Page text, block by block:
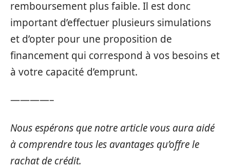
remboursement plus faible. Il est donc
important d’effectuer plusieurs simulations
et d’opter pour une proposition de
financement qui correspond à vos besoins et
à votre capacité d’emprunt.
————–
Nous espérons que notre article vous aura aidé
à comprendre tous les avantages qu’offre le
rachat de crédit.